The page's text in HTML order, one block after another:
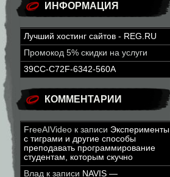
ИНФОРМАЦИЯ
Лучший хостинг сайтов - REG.RU
Промокод 5% скидки на услуги
39CC-C72F-6342-560A
КОММЕНТАРИИ
FreeAIVideo к записи Эксперименты
с тиграми и другие способы
преподавать программирование
студентам, которым скучно
Влад к записи NAVIS —